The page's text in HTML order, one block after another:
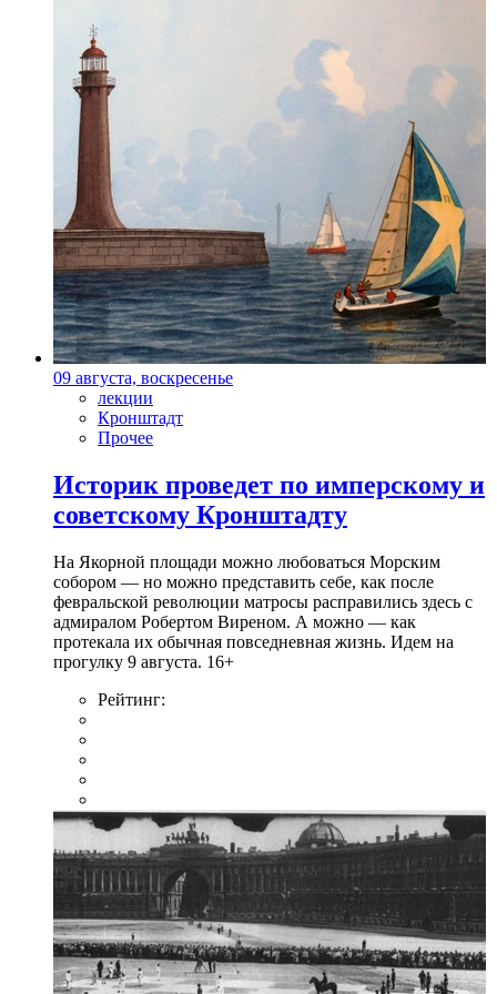
09 августа, воскресенье
лекции
Кронштадт
Прочее
Историк проведет по имперскому и
советскому Кронштадту
На Якорной площади можно любоваться Морским
собором — но можно представить себе, как после
февральской революции матросы расправились здесь с
адмиралом Робертом Виреном. А можно — как
протекала их обычная повседневная жизнь. Идем на
прогулку 9 августа. 16+
Рейтинг: